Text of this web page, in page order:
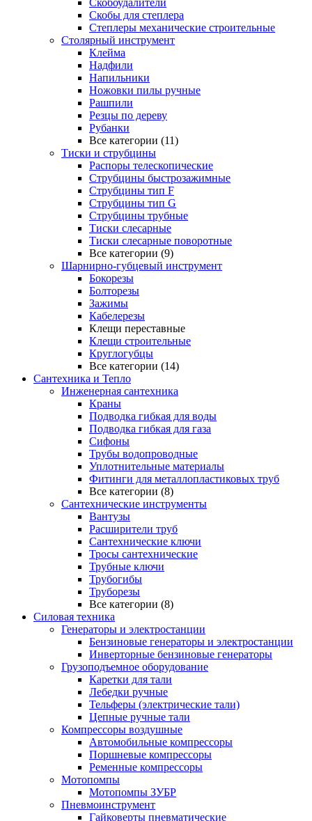
Скобоудалители
Скобы для степлера
Степлеры механические строительные
Столярный инструмент
Клейма
Надфили
Напильники
Ножовки пилы ручные
Рашпили
Резцы по дереву
Рубанки
Все категории (11)
Тиски и струбцины
Распоры телескопические
Струбцины быстрозажимные
Струбцины тип F
Струбцины тип G
Струбцины трубные
Тиски слесарные
Тиски слесарные поворотные
Все категории (9)
Шарнирно-губцевый инструмент
Бокорезы
Болторезы
Зажимы
Кабелерезы
Клещи переставные
Клещи строительные
Круглогубцы
Все категории (14)
Сантехника и Тепло
Инженерная сантехника
Краны
Подводка гибкая для воды
Подводка гибкая для газа
Сифоны
Трубы водопроводные
Уплотнительные материалы
Фитинги для металлопластиковых труб
Все категории (8)
Сантехнические инструменты
Вантузы
Расширители труб
Сантехнические ключи
Тросы сантехнические
Трубные ключи
Трубогибы
Труборезы
Все категории (8)
Силовая техника
Генераторы и электростанции
Бензиновые генераторы и электростанции
Инверторные бензиновые генераторы
Грузоподъемное оборудование
Каретки для тали
Лебедки ручные
Тельферы (электрические тали)
Цепные ручные тали
Компрессоры воздушные
Автомобильные компрессоры
Поршневые компрессоры
Ременные компрессоры
Мотопомпы
Мотопомпы ЗУБР
Пневмоинструмент
Гайковерты пневматические